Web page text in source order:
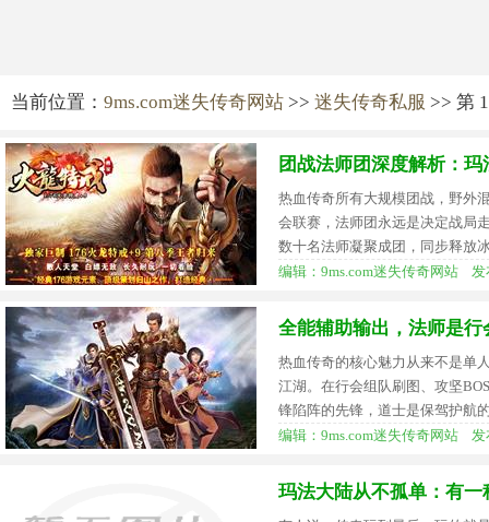
当前位置： 9ms.com迷失传奇网站 >> 迷失传奇私服 >> 第
团战法师团深度解析：
热血传奇所有大规模团战，野外
会联赛，法师团永远是决定战局
数十名法师凝聚成团，同步释放
编辑：9ms.com迷失传奇网站 发
全能辅助输出，法师是
热血传奇的核心魅力从来不是单
江湖。在行会组队刷图、攻坚
锋陷阵的先锋，道士是保驾护航
编辑：9ms.com迷失传奇网站 发
玛法大陆从不孤单：有